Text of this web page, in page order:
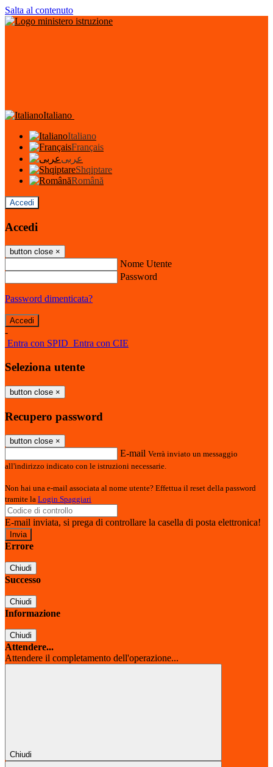
Salta al contenuto
Italiano
Italiano
Français
عربى
Shqiptare
Română
Accedi
Accedi
button close ×
Nome Utente
Password
Password dimenticata?
-
Entra con SPID Entra con CIE
Seleziona utente
button close ×
Recupero password
button close ×
E-mail Verrà inviato un messaggio
all'indirizzo indicato con le istruzioni necessarie.
Non hai una e-mail associata al nome utente? Effettua il reset della password
tramite la Login Spaggiari
E-mail inviata, si prega di controllare la casella di posta elettronica!
Errore
Chiudi
Successo
Chiudi
Informazione
Chiudi
Attendere...
Attendere il completamento dell'operazione...
Chiudi